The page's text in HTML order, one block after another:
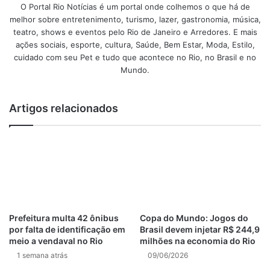
líder operacional da GM-Rio, destacou que a violência
doméstica e familiar contra a mulher impacta a toda a
sociedade e está estruturada em bases machistas e na
desigualdade, que foram construídas ao longo dos
séculos. Vencer essas barreiras é desafiador, mas não é
públicos potencializa a quebra dessas estruturas e a
educacional também junto às
instituições militares, formada
O Portal Rio Notícias é um portal onde colhemos o que há de
melhor sobre entretenimento, turismo, lazer, gastronomia, música,
teatro, shows e eventos pelo Rio de Janeiro e Arredores. E mais
ações sociais, esporte, cultura, Saúde, Bem Estar, Moda, Estilo,
cuidado com seu Pet e tudo que acontece no Rio, no Brasil e no
Mundo.
Artigos relacionados
Prefeitura multa 42 ônibus
por falta de identificação em
meio a vendaval no Rio
1 semana atrás
Copa do Mundo: Jogos do
Brasil devem injetar R$ 244,9
milhões na economia do Rio
09/06/2026